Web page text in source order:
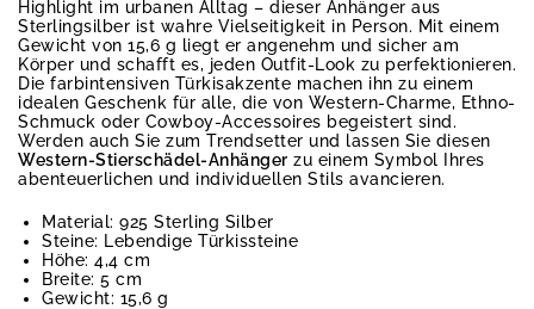
Highlight im urbanen Alltag – dieser Anhänger aus
Sterlingsilber ist wahre Vielseitigkeit in Person. Mit einem
Gewicht von 15,6 g liegt er angenehm und sicher am
Körper und schafft es, jeden Outfit-Look zu perfektionieren.
Die farbintensiven Türkisakzente machen ihn zu einem
idealen Geschenk für alle, die von Western-Charme, Ethno-
Schmuck oder Cowboy-Accessoires begeistert sind.
Werden auch Sie zum Trendsetter und lassen Sie diesen
Western-Stierschädel-Anhänger zu einem Symbol Ihres
abenteuerlichen und individuellen Stils avancieren.
Material: 925 Sterling Silber
Steine: Lebendige Türkissteine
Höhe: 4,4 cm
Breite: 5 cm
Gewicht: 15,6 g